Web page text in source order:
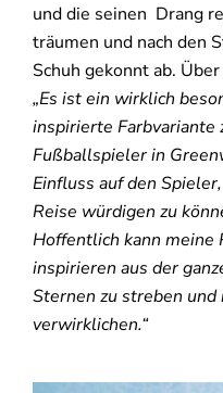
und die seinen Drang
träumen und nach den
Schuh gekonnt ab.
„Es ist ein wirklich
inspirierte Farbvariante
Fußballspieler in
Einfluss auf den
Reise würdigen zu
Hoffentlich kann meine
inspirieren aus der
Sternen zu streben und
verwirklichen.“